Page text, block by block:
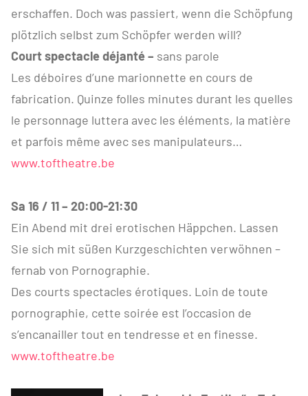
erschaffen. Doch was passiert, wenn die Schöpfung
plötzlich selbst zum Schöpfer werden will?
Court spectacle déjanté – sans parole
Les déboires d’une marionnette en cours de
fabrication. Quinze folles minutes durant les quelles
le personnage luttera avec les éléments, la matière
et parfois même avec ses manipulateurs…
www.toftheatre.be
Sa 16 / 11 – 20:00-21:30
Ein Abend mit drei erotischen Häppchen. Lassen
Sie sich mit süßen Kurzgeschichten verwöhnen –
fernab von Pornographie.
Des courts spectacles érotiques. Loin de toute
pornographie, cette soirée est l’occasion de
s’encanailler tout en tendresse et en finesse.
www.toftheatre.be